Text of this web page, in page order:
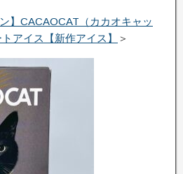
】CACAOCAT（カカオキャッ
アイス【新作アイス】
＞